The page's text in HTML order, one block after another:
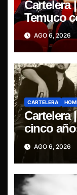
Cartelera
Temuco
de indie
AGO 6, 2026
CARTELERA
Cartelera
cinco
TheAGO 6, 2026